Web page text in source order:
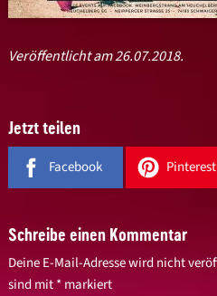
Veröffentlicht am 26.07.2018.
Jetzt teilen
Facebook Pinterest
Schreibe einen Kommentar
Deine E-Mail-Adresse wird nicht
sind mit*markiert